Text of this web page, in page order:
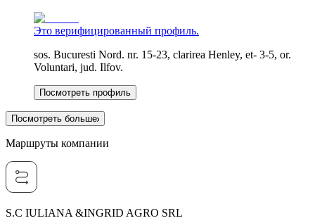
Это верифицированный профиль.
sos. Bucuresti Nord. nr. 15-23, clarirea Henley, et- 3-5, or.
Voluntari, jud. Ilfov.
Посмотреть профиль
Посмотреть больше
Маршруты компании
S.C IULIANA &INGRID AGRO SRL